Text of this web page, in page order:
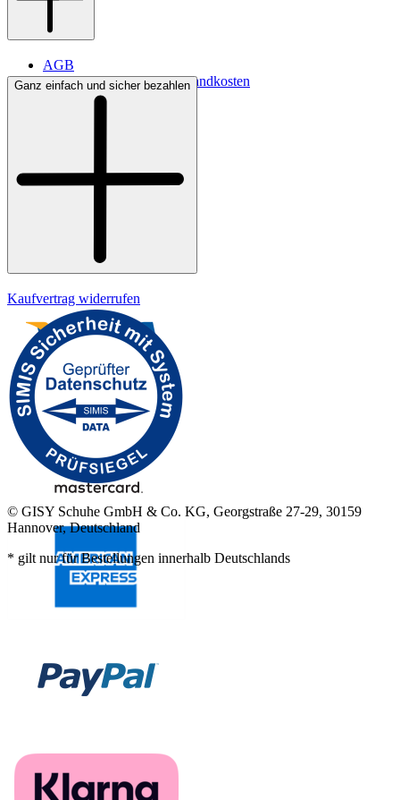
AGB
Lieferbedingungen & Versandkosten
Bezahlung
Ganz einfach und sicher bezahlen
Kaufvertrag widerrufen
© GISY Schuhe GmbH & Co. KG, Georgstraße 27-29, 30159
Hannover, Deutschland
* gilt nur für Bestellungen innerhalb Deutschlands